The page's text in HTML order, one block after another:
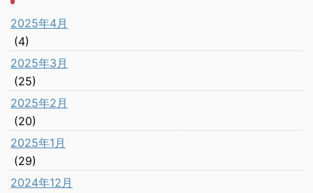
2025年4月
(4)
2025年3月
(25)
2025年2月
(20)
2025年1月
(29)
2024年12月